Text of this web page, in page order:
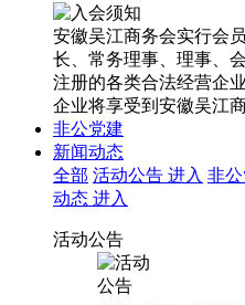
安徽吴江商务会实行会
长、常务理事、理事、
注册的各类合法经营企
企业将享受到安徽吴江
非公党建
新闻动态
全部 活动公告 进入 非
动态 进入
活动公告